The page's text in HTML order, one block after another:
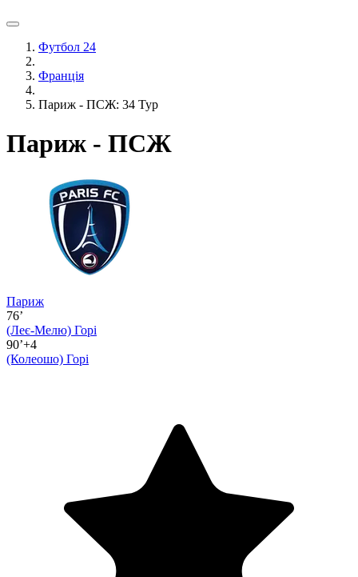
Футбол 24
Франція
Париж - ПСЖ: 34 Тур
Париж - ПСЖ
Париж
76’
(Леє-Мелю) Горі
90’+4
(Колеошо) Горі